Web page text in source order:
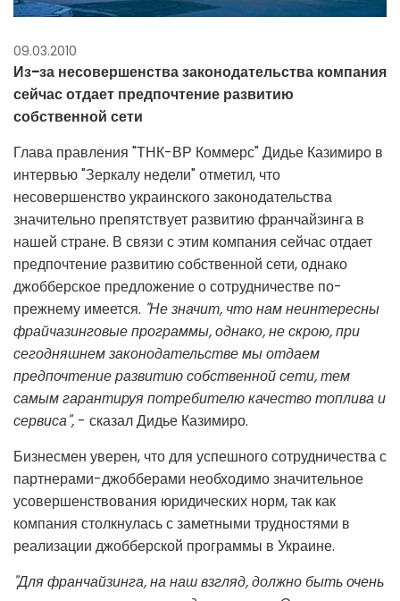
09.03.2010
Из-за несовершенства законодательства компания
сейчас отдает предпочтение развитию
собственной сети
Глава правления "ТНК-ВР Коммерс" Дидье Казимиро в
интервью "Зеркалу недели" отметил, что
несовершенство украинского законодательства
значительно препятствует развитию франчайзинга в
нашей стране. В связи с этим компания сейчас отдает
предпочтение развитию собственной сети, однако
джобберское предложение о сотрудничестве по-
прежнему имеется. "Не значит, что нам неинтересны
фрайчазинговые программы, однако, не скрою, при
сегодняшнем законодательстве мы отдаем
предпочтение развитию собственной сети, тем
самым гарантируя потребителю качество топлива и
сервиса", - сказал Дидье Казимиро.
Бизнесмен уверен, что для успешного сотрудничества с
партнерами-джобберами необходимо значительное
усовершенствования юридических норм, так как
компания столкнулась с заметными трудностями в
реализации джобберской программы в Украине.
"Для франчайзинга, на наш взгляд, должно быть очень